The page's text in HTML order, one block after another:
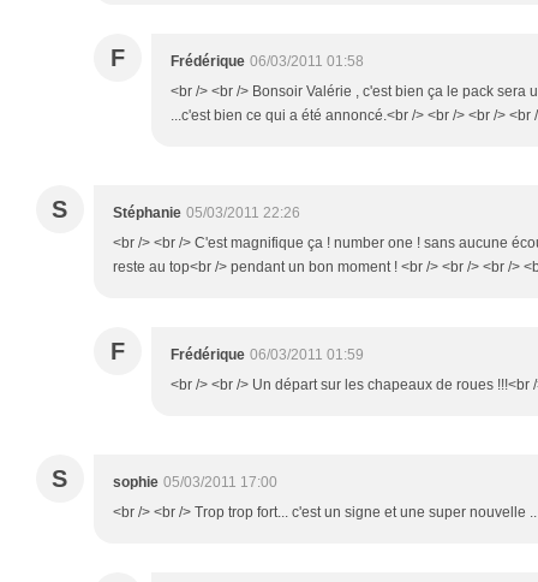
F Frédérique 06/03/2011 01:58
<br /> <br /> Bonsoir Valérie , c'est bien ça le pack sera
...c'est bien ce qui a été annoncé.<br /> <br /> <br /> <br
S Stéphanie 05/03/2011 22:26
<br /> <br /> C'est magnifique ça ! number one ! sans aucune
reste au top<br /> pendant un bon moment ! <br /> <br /> <br />
F Frédérique 06/03/2011 01:59
<br /> <br /> Un départ sur les chapeaux de roues !!!<br
S sophie 05/03/2011 17:00
<br /> <br /> Trop trop fort... c'est un signe et une super nouvelle